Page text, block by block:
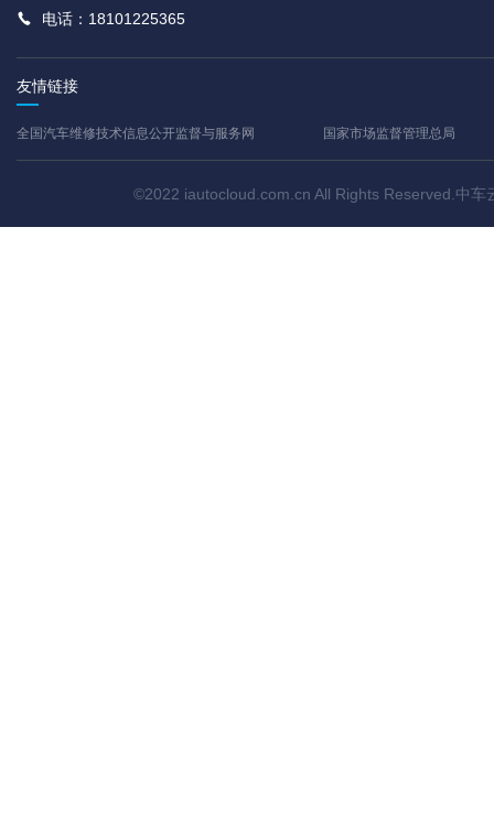
电话：18101225365
友情链接
全国汽车维修技术信息公开监督与服务网 国家市场监督管理总局
©2022 iautocloud.com.cn All Rights Reserved.中